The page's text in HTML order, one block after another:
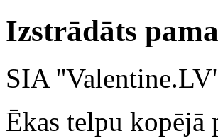
Izstrādāts
SIA
Ēkas telpu kopējā